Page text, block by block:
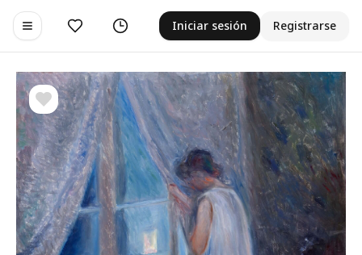
Toggle navigation menu
Me gustaHistorial Iniciar sesión Registrarse